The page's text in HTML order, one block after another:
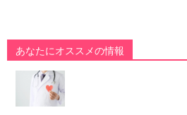
あなたにオススメの情報